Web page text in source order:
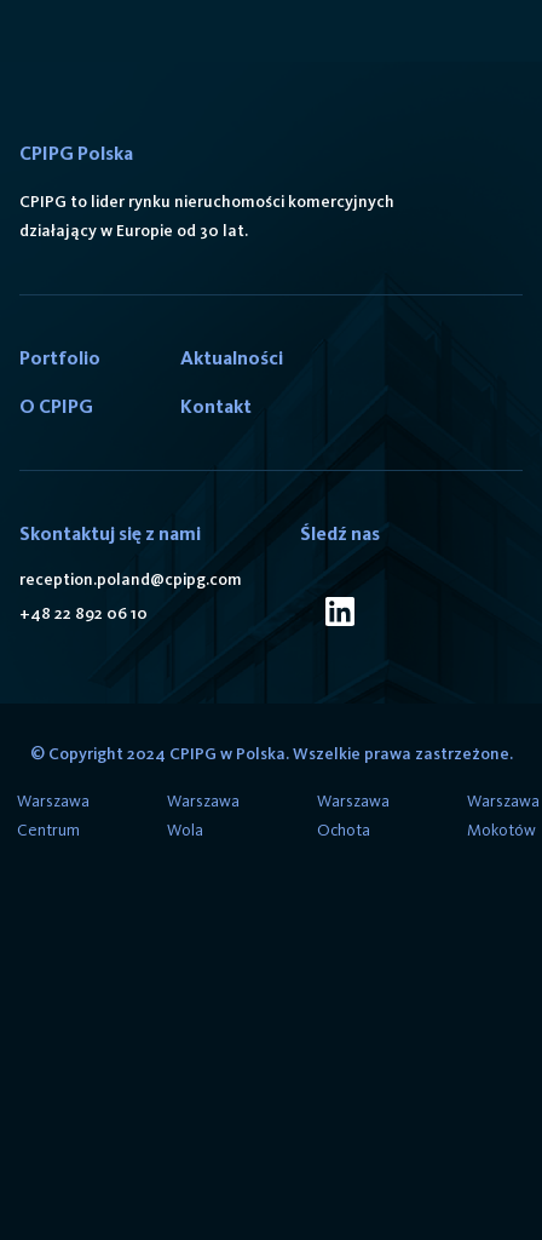
CPIPG Polska
CPIPG to lider rynku nieruchomości komercyjnych
działający w Europie od 30 lat.
Portfolio
O CPIPG
Aktualności
Kontakt
Skontaktuj się z nami
reception.poland@cpipg.com
+48 22 892 06 10
Śledź nas
© Copyright 2024 CPIPG w Polska. Wszelkie prawa zastrzeżone.
Warszawa
Centrum
Warszawa
Wola
Warszawa
Ochota
Warszawa
Mokotów